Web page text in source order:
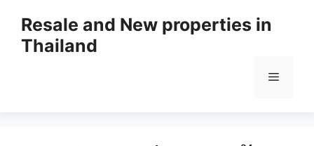
Resale and New properties in
Thailand